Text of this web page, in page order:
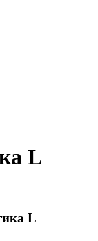
L
L